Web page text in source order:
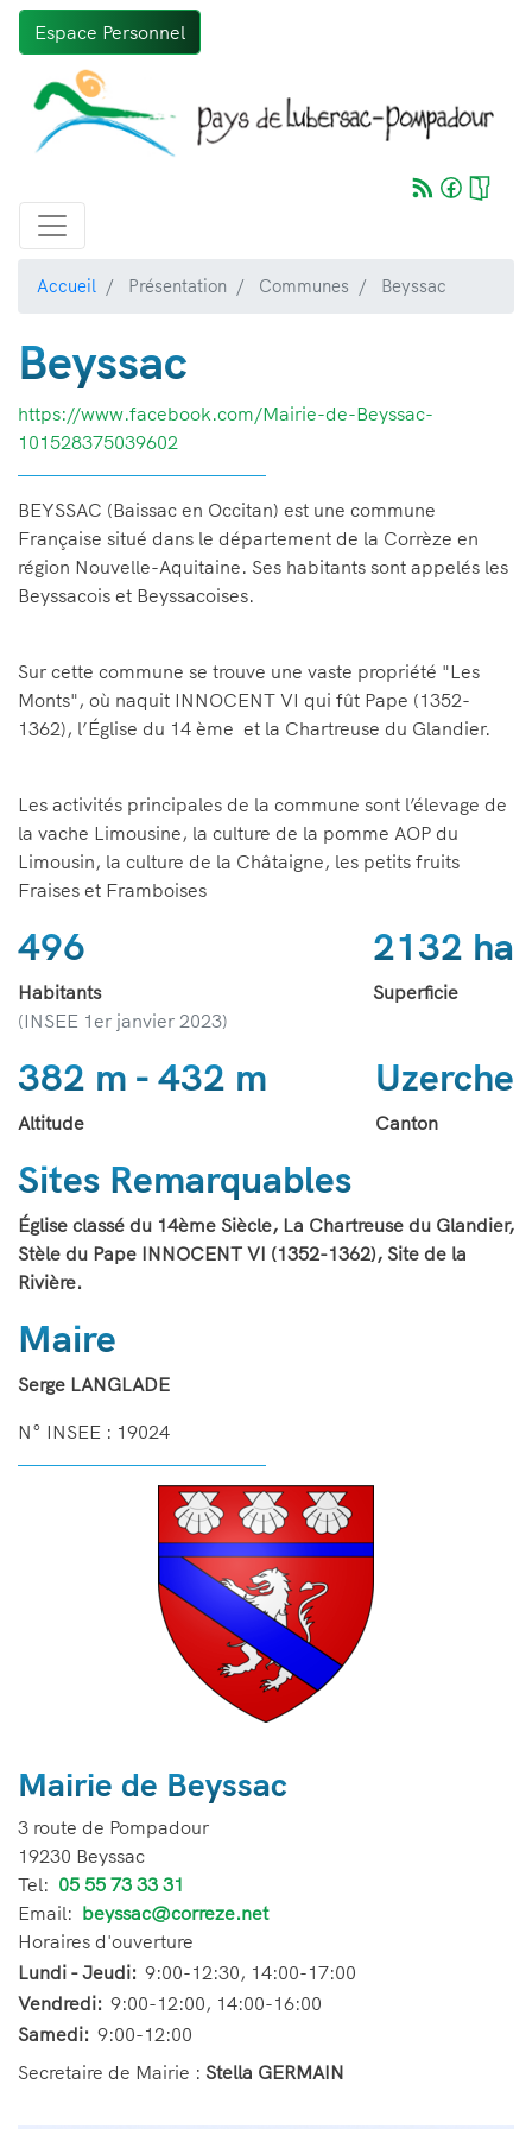
principal
Espace Personnel
Accueil Présentation Communes Beyssac
Beyssac
https://www.facebook.com/Mairie-de-Beyssac-
101528375039602
BEYSSAC (Baissac en Occitan) est une commune
Française situé dans le département de la Corrèze en
région Nouvelle-Aquitaine. Ses habitants sont appelés les
Beyssacois et Beyssacoises.
Sur cette commune se trouve une vaste propriété "Les
Monts", où naquit INNOCENT VI qui fût Pape (1352-
1362), l’Église du 14 ème et la Chartreuse du Glandier.
Les activités principales de la commune sont l’élevage de
la vache Limousine, la culture de la pomme AOP du
Limousin, la culture de la Châtaigne, les petits fruits
Fraises et Framboises
496
Habitants
(INSEE 1er janvier 2023)
2132 ha
Superficie
382 m - 432 m
Altitude
Uzerche
Canton
Sites Remarquables
Église classé du 14ème Siècle, La Chartreuse du Glandier,
Stèle du Pape INNOCENT VI (1352-1362), Site de la
Rivière.
Maire
Serge LANGLADE
N° INSEE : 19024
Image
Mairie de Beyssac
3 route de Pompadour
19230 Beyssac
Tel: Téléphone
05 55 73 33 31
Email: Email
beyssac@correze.net
Horaires d'ouverture
Lundi - Jeudi: 9:00-12:30, 14:00-17:00
Vendredi: 9:00-12:00, 14:00-16:00
Samedi: 9:00-12:00
Secretaire de Mairie : Stella GERMAIN